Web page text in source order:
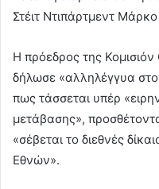
Στέιτ Ντιπάρτμεντ
Η πρόεδρος της
δήλωσε «αλληλέγγυα
πως τάσσεται υπέρ
μετάβασης»,
«σέβεται το διεθνές
Εθνών».